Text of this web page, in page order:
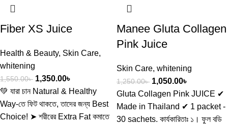
Fiber XS Juice
Health & Beauty, Skin Care,
whitening
1,550.00৳ 1,350.00৳
💚 যারা চান Natural & Healthy
Way-তে ফিট থাকতে, তাদের জন্য Best
Choice! ➤ শরীরের Extra Fat কমাতে
Manee Gluta Collagen
Pink Juice
Skin Care, whitening
1,250.00৳ 1,050.00৳
Gluta Collagen Pink JUICE ✔
Made in Thailand ✔ 1 packet -
30 sachets. কার্যকারিতাঃ ১। ফুল বডি